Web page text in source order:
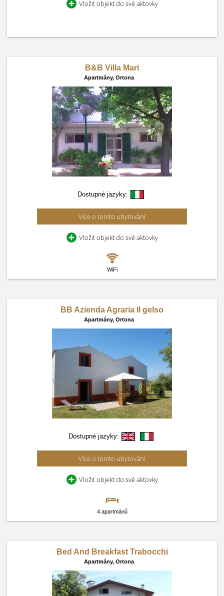
Vložit objekt do své aktovky
B&B Villa Mari
Apartmány, Ortona
Dostupné jazyky:
Více o tomto ubytování
Vložit objekt do své aktovky
WiFi
BB Azienda Agraria Il gelso
Apartmány, Ortona
Dostupné jazyky:
Více o tomto ubytování
Vložit objekt do své aktovky
4 apartmánů
Bed And Breakfast Trabocchi
Apartmány, Ortona